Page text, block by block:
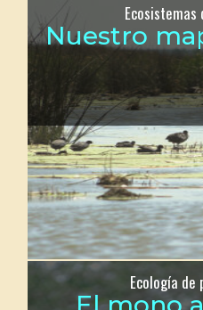
Nuestro
Ecología de